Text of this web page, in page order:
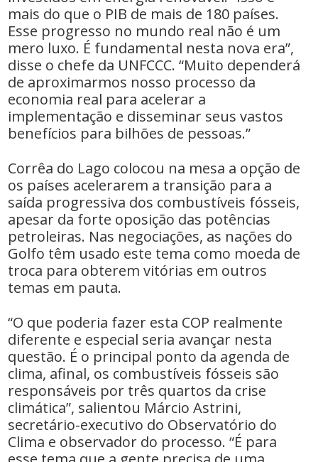
mais do que o PIB de mais de 180 países.
Esse progresso no mundo real não é um
mero luxo. É fundamental nesta nova era”,
disse o chefe da UNFCCC. “Muito dependerá
de aproximarmos nosso processo da
economia real para acelerar a
implementação e disseminar seus vastos
benefícios para bilhões de pessoas.”
Corrêa do Lago colocou na mesa a opção de
os países acelerarem a transição para a
saída progressiva dos combustíveis fósseis,
apesar da forte oposição das potências
petroleiras. Nas negociações, as nações do
Golfo têm usado este tema como moeda de
troca para obterem vitórias em outros
temas em pauta.
“O que poderia fazer esta COP realmente
diferente e especial seria avançar nesta
questão. É o principal ponto da agenda de
clima, afinal, os combustíveis fósseis são
responsáveis por três quartos da crise
climática”, salientou Márcio Astrini,
secretário-executivo do Observatório do
Clima e observador do processo. “É para